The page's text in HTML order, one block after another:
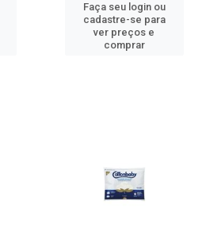
Faça seu login ou
cadastre-se para
ver preços e
comprar